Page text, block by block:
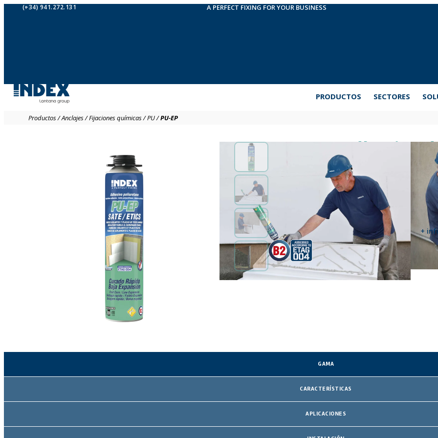
(+34) 941.272.131 A PERFECT FIXING FOR YOUR BUSINESS
PRODUCTOS SECTORES
Productos/Anclajes/Fijaciones químicas/PU/PU-EP
Espuma adhesiva
Espuma de poliuretano adhesiva, diseñada
como paneles SATE o placas de yeso laminado
de alta densidad y baja expansión, que permite
las bajas temperaturas. Se aplica con pistola.
Ampliar información
HOMOLOGACIONES Y CERTIFICADOS+
GAMA
CARACTERÍSTICAS
APLICACIONES